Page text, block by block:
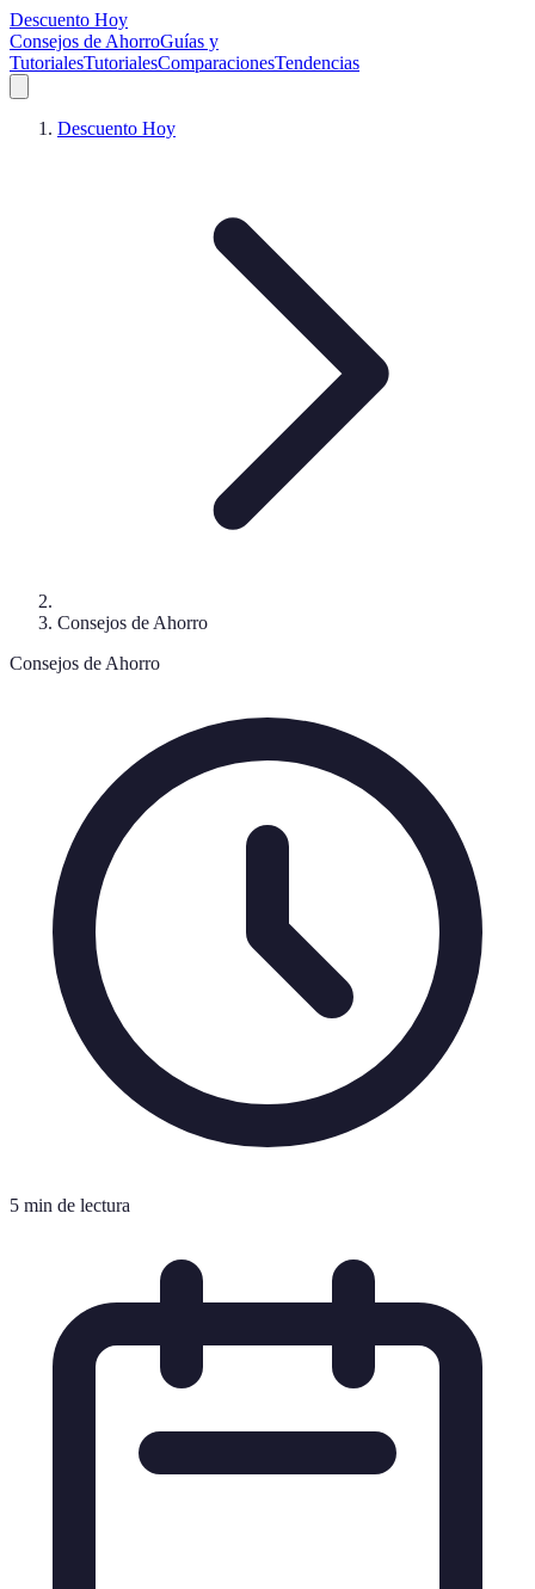
Descuento Hoy
Consejos de AhorroGuías y
TutorialesTutorialesComparacionesTendencias
Descuento Hoy
Consejos de Ahorro
Consejos de Ahorro
5 min de lectura